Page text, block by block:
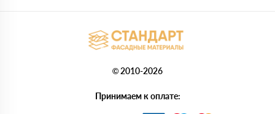
© 2010-2026
Принимаем к оплате: